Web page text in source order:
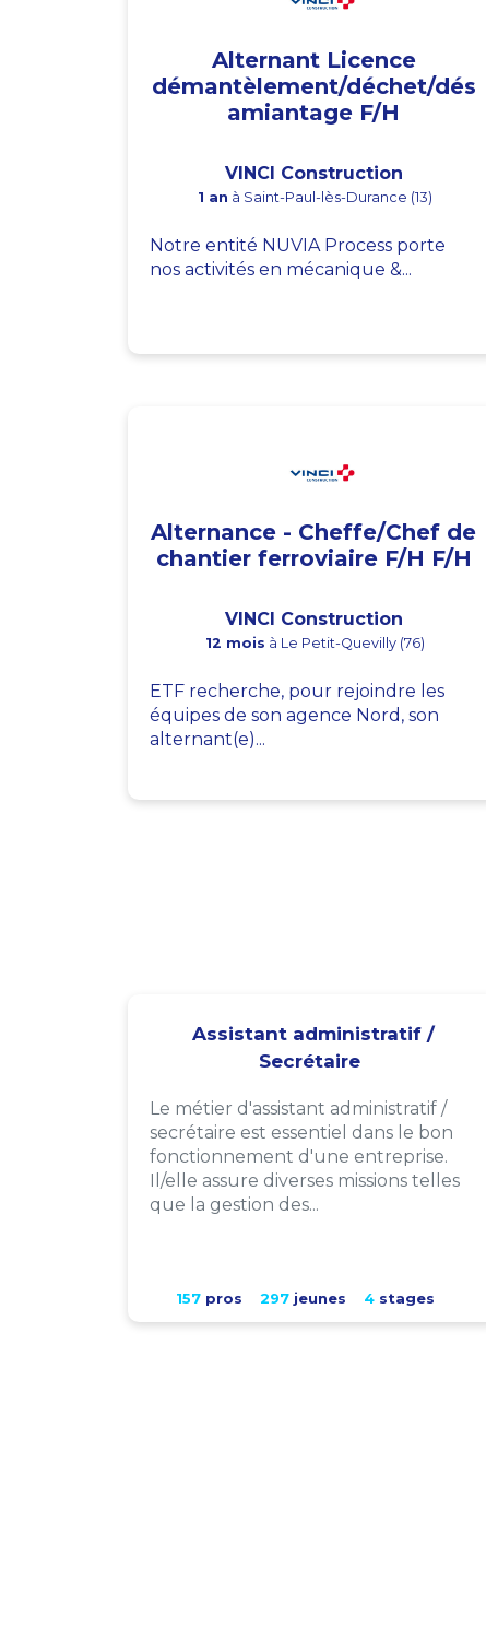
Alternant Licence
démantèlement/déchet/dés
amiantage F/H
VINCI Construction
1 an à Saint-Paul-lès-Durance (13)
Notre entité NUVIA Process porte
nos activités en mécanique &...
Alternance - Cheffe/Chef de
chantier ferroviaire F/H F/H
VINCI Construction
12 mois à Le Petit-Quevilly (76)
ETF recherche, pour rejoindre les
équipes de son agence Nord, son
alternant(e)...
Assistant administratif /
Secrétaire
Le métier d'assistant administratif /
secrétaire est essentiel dans le bon
fonctionnement d'une entreprise.
Il/elle assure diverses missions telles
que la gestion des...
157pros 297jeunes 4stages